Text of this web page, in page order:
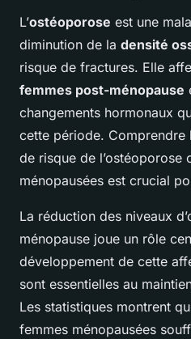
L’ostéoporose est une
diminution de la densité
risque de fractures. Elle
femmes post-ménopause
changements hormonaux
cette période. Comprendre
de risque de l’ostéoporose
ménopausées est crucial
La réduction des niveaux
ménopause joue un rôle
développement de cette
sont essentielles au
Les statistiques montrent
femmes ménopausées